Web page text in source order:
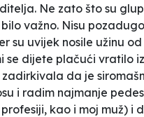
Ne zato što su
važno. Nisu
su uvijek nosile užinu
se dijete plačući vratilo
da je
i radim najmanje
kao i moj muž) i